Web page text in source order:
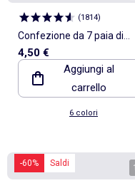
(1814)
Confezione da 7 paia di
calzini invisibili
4,50 €
Aggiungi al
carrello
6 colori
-60% Saldi 1